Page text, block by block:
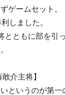
ゲームセット。
しました。
とともに部を引
介主将】
いというのが第